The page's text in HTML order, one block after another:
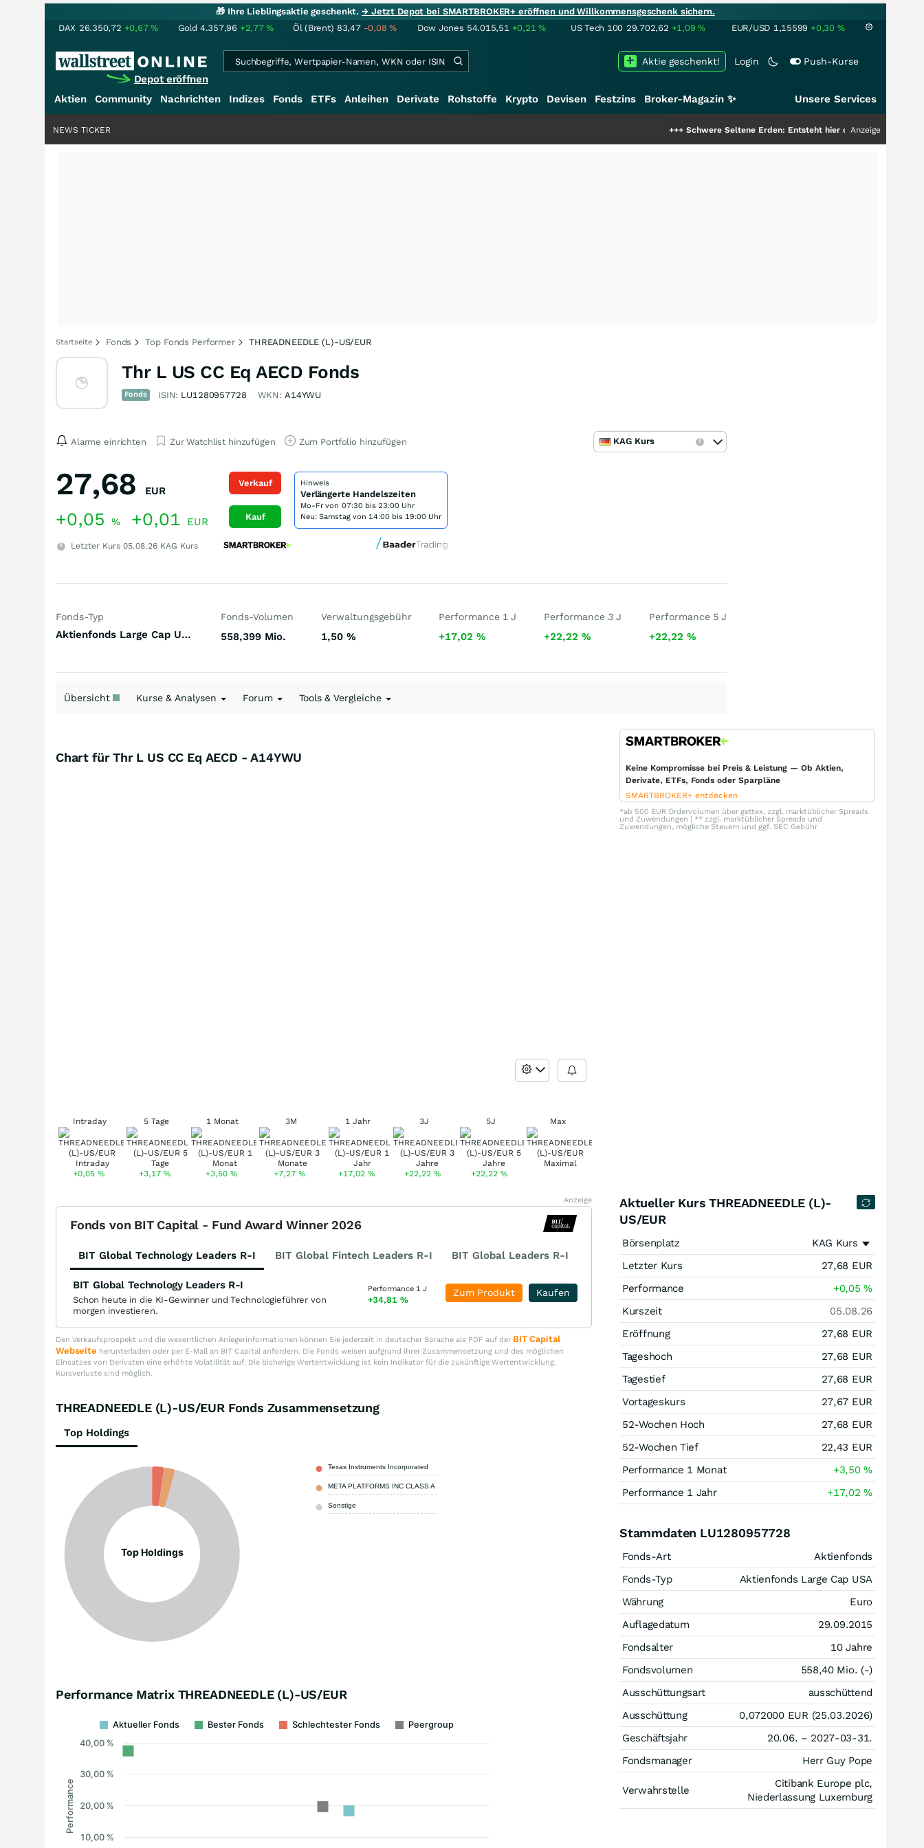
🎁 Ihre Lieblingsaktie geschenkt.→ Jetzt Depot bei SMARTBROKER+ eröffnen und Willkommensgeschenk sichern.
DAX 26.350,72 +0,67% Gold 4.357,96 +2,77% Öl (Brent) 83,47 -0,08% Dow Jones 54.015,51 +0,21% US Tech 100 29.702,62 +1,09% EUR/USD 1,15599 +0,30 %
Depot eröffnen
Login Push-Kurse
Aktie geschenkt!
Aktien Community Nachrichten Indizes Fonds ETFs Anleihen Derivate Rohstoffe Krypto Devisen Festzins Broker-Magazin ✨ Unsere Services
Schwere Seltene Erden: Entsteht hier die nächste Milliardenstory?
Anzeige
NEWS TICKER
Startseite Fonds Top Fonds Performer THREADNEEDLE (L)-US/EUR
Thr L US CC Eq AECD Fonds
Fonds ISIN: LU1280957728 WKN: A14YWU
Alarme einrichten Zur Watchlist hinzufügen Zum Portfolio hinzufügen KAG Kurs
27,68 EUR
+0,05 % +0,01 EUR
Letzter Kurs 05.08.26 KAG Kurs
Verkauf
Kauf
Hinweis
Verlängerte Handelszeiten
Mo-Fr von 07:30 bis 23:00 Uhr
Neu: Samstag von 14:00 bis 19:00 Uhr
Fonds-Typ
Aktienfonds Large Cap USA
Fonds-Volumen
558,399 Mio.
Verwaltungsgebühr
1,50 %
Performance 1 J
+17,02%
Performance 3 J
+22,22%
Performance 5 J
+22,22 %
Übersicht Kurse & Analysen Forum Tools & Vergleiche
Chart für Thr L US CC Eq AECD - A14YWU
Intraday
+0,05 %
5 Tage
+3,17%
1 Monat
+3,50 %
3M
+7,27%
1 Jahr
+17,02%
3J
+22,22%
5J
+22,22%
Max
Keine Kompromisse bei Preis & Leistung — Ob Aktien,
Derivate, ETFs, Fonds oder Sparpläne
SMARTBROKER+ entdecken
*ab 500 EUR Ordervolumen über gettex, zzgl. marktüblicher Spreads
und Zuwendungen | ** zzgl. marktüblicher Spreads und
Zuwendungen, mögliche Steuern und ggf. SEC Gebühr
Anzeige
Fonds von BIT Capital - Fund Award Winner 2026
BIT Global Technology Leaders R-I BIT Global Fintech Leaders R-I BIT Global Leaders R-I
BIT Global Technology Leaders R-I
Schon heute in die KI-Gewinner und Technologieführer von
morgen investieren.
Performance 1 J
+34,81 %
Kaufen
Zum Produkt
Den Verkaufsprospekt und die wesentlichen Anlegerinformationen können Sie jederzeit in deutscher Sprache als PDF auf der BIT Capital
Webseite herunterladen oder per E-Mail an BIT Capital anfordern. Die Fonds weisen aufgrund ihrer Zusammensetzung und des möglichen
Einsatzes von Derivaten eine erhöhte Volatilität auf. Die bisherige Wertentwicklung ist kein Indikator für die zukünftige Wertentwicklung.
Kursverluste sind möglich.
THREADNEEDLE (L)-US/EUR Fonds Zusammensetzung
Top Holdings
Top Holdings
Texas Instruments Incorporated
META PLATFORMS INC CLASS A
Sonstige
Performance Matrix THREADNEEDLE (L)-US/EUR
Performance
Aktueller Fonds Bester Fonds Schlechtester Fonds Peergroup
10,00 %
20,00 %
30,00 %
40,00 %
Aktueller Kurs THREADNEEDLE (L)-
US/EUR
Börsenplatz
KAG Kurs
Letzter Kurs
27,68 EUR
Performance
+0,05%
Kurszeit
05.08.26
Eröffnung
27,68 EUR
Tageshoch
27,68 EUR
Tagestief
27,68 EUR
Vortageskurs
27,67 EUR
52-Wochen Hoch
27,68 EUR
52-Wochen Tief
22,43 EUR
Performance 1 Monat
+3,50%
Performance 1 Jahr
+17,02%
Stammdaten LU1280957728
Fonds-Art
Aktienfonds
Fonds-Typ
Aktienfonds Large Cap USA
Währung
Euro
Auflagedatum
29.09.2015
Fondsalter
10 Jahre
Fondsvolumen
558,40 Mio. (-)
Ausschüttungsart
ausschüttend
Ausschüttung
0,072000 EUR (25.03.2026)
Geschäftsjahr
20.06. – 2027-03-31.
Fondsmanager
Herr Guy Pope
Verwahrstelle
Citibank Europe plc,
Niederlassung Luxemburg